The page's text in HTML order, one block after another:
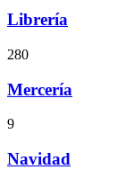
Librería
280
Mercería
9
Navidad